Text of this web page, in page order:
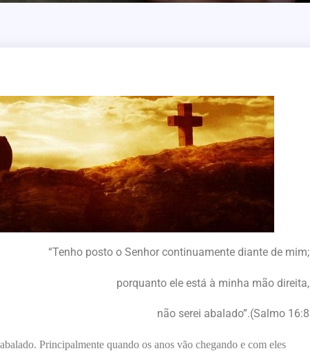
“Tenho posto o Senhor continuamente diante de mim;
porquanto ele está à minha mão direita,
não serei abalado”.(Salmo 16:8
Principalmente quando os anos vão chegando e com eles